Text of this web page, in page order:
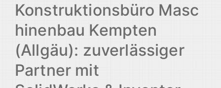
Konstruktionsbüro Masc
hinenbau Kempten
(Allgäu): zuverlässiger
Partner mit